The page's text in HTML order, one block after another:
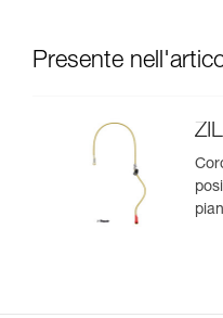
Presente